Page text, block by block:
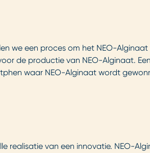
we een proces om het NEO-Alginaat
de productie van NEO-Alginaat. Een
waar NEO-Alginaat wordt
realisatie van een innovatie. NEO-